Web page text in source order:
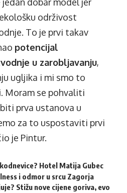
održivost
To je prvi takav
potencijal
u zarobljavanju,
ugljika i mi smo to
Moram se pohvaliti
prva ustanova u
za to uspostaviti prvi
je Pintur.
Hotel Matija Gubec
i odmor u srcu Zagorja
Stižu nove cijene goriva, evo